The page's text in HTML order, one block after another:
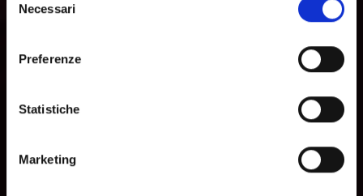
delNecessari
Preferenze
Statistiche
Marketing